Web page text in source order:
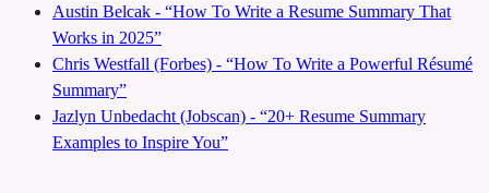
Austin Belcak - “How To Write a Resume Summary That
Works in 2025”
Chris Westfall (Forbes) - “How To Write a Powerful Résumé
Summary”
Jazlyn Unbedacht (Jobscan) - “20+ Resume Summary
Examples to Inspire You”